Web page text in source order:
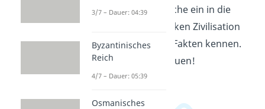
die Hieroglyphen. Tauche ein in die
Geschichte dieser antiken Zivilisation
und lerne spannende Fakten kennen.
Viel Spaß beim Zuschauen!
3/7 – Dauer: 04:39
Byzantinisches
Reich
4/7 – Dauer: 05:39
Osmanisches